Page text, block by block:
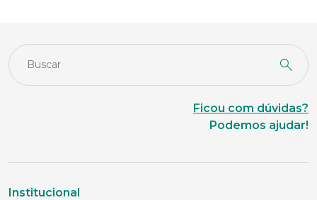
Ficou com dúvidas?
Podemos ajudar!
Institucional